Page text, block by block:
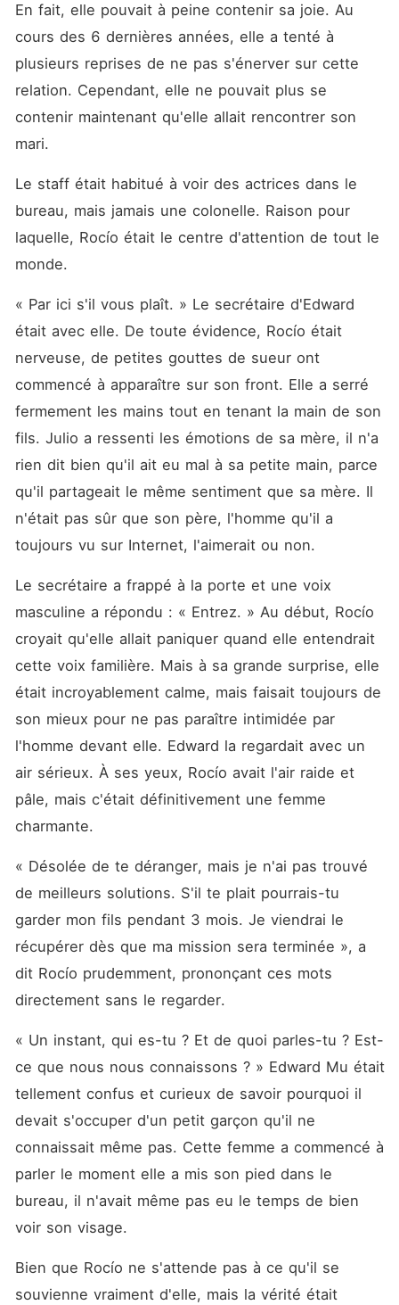
En fait, elle pouvait à peine contenir sa joie. Au
cours des 6 dernières années, elle a tenté à
plusieurs reprises de ne pas s'énerver sur cette
relation. Cependant, elle ne pouvait plus se
contenir maintenant qu'elle allait rencontrer son
mari.
Le staff était habitué à voir des actrices dans le
bureau, mais jamais une colonelle. Raison pour
laquelle, Rocío était le centre d'attention de tout le
monde.
« Par ici s'il vous plaît. » Le secrétaire d'Edward
était avec elle. De toute évidence, Rocío était
nerveuse, de petites gouttes de sueur ont
commencé à apparaître sur son front. Elle a serré
fermement les mains tout en tenant la main de son
fils. Julio a ressenti les émotions de sa mère, il n'a
rien dit bien qu'il ait eu mal à sa petite main, parce
qu'il partageait le même sentiment que sa mère. Il
n'était pas sûr que son père, l'homme qu'il a
toujours vu sur Internet, l'aimerait ou non.
Le secrétaire a frappé à la porte et une voix
masculine a répondu : « Entrez. » Au début, Rocío
croyait qu'elle allait paniquer quand elle entendrait
cette voix familière. Mais à sa grande surprise, elle
était incroyablement calme, mais faisait toujours de
son mieux pour ne pas paraître intimidée par
l'homme devant elle. Edward la regardait avec un
air sérieux. À ses yeux, Rocío avait l'air raide et
pâle, mais c'était définitivement une femme
charmante.
« Désolée de te déranger, mais je n'ai pas trouvé
de meilleurs solutions. S'il te plait pourrais-tu
garder mon fils pendant 3 mois. Je viendrai le
récupérer dès que ma mission sera terminée », a
dit Rocío prudemment, prononçant ces mots
directement sans le regarder.
« Un instant, qui es-tu ? Et de quoi parles-tu ? Est-
ce que nous nous connaissons ? » Edward Mu était
tellement confus et curieux de savoir pourquoi il
devait s'occuper d'un petit garçon qu'il ne
connaissait même pas. Cette femme a commencé à
parler le moment elle a mis son pied dans le
bureau, il n'avait même pas eu le temps de bien
voir son visage.
Bien que Rocío ne s'attende pas à ce qu'il se
souvienne vraiment d'elle, mais la vérité était